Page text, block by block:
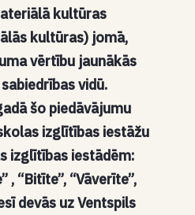
kultūras
kultūras) jomā,
vērtību jaunākās
vidū.
šo piedāvājumu
izglītības iestāžu
izglītības iestādēm:
, “Bitīte”, “Vāverīte”,
devās uz Ventspils